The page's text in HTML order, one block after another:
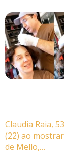
Claudia Raia,
(22) ao
de Mello,…